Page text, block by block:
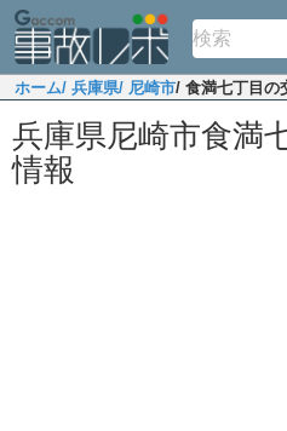
ホーム/ 兵庫県/ 尼崎市/ 食満七丁目の
兵庫県尼崎市食満
情報